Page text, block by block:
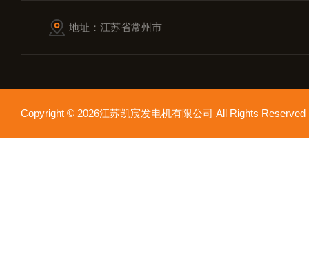
地址：江苏省常州市
Copyright © 2026江苏凯宸发电机有限公司 All Rights